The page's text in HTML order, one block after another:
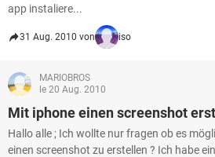
app instaliere...
31 Aug. 2010 von iso
MARIOBROS
le 20 Aug. 2010
Mit iphone einen screenshot
Hallo alle ; Ich wollte nur fragen ob es
einen screenshot zu erstellen ? Ich habe